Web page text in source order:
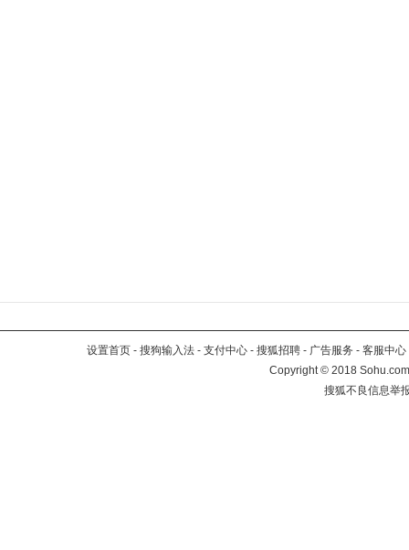
设置首页 - 搜狗输入法 - 支付中心 - 搜狐招聘 - 广告服务 - 客服中心
Copyright©2018
搜狐不良信息举